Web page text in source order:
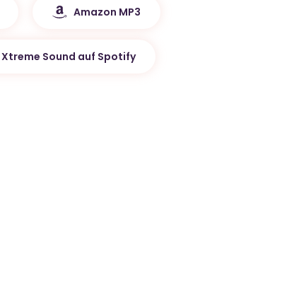
Amazon MP3
Xtreme Sound auf Spotify